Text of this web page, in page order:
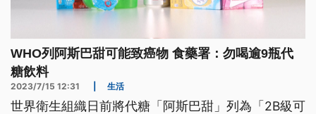
WHO列阿斯巴甜可能致癌物 食藥署：勿喝逾9瓶代
糖飲料
2023/7/15 12:31 生活
世界衛生組織日前將代糖「阿斯巴甜」列為「2B級可